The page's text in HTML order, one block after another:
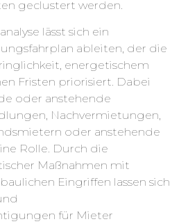
geclustert werden.
lässt sich ein
ableiten, der die
energetischem
Fristen priorisiert. Dabei
oder anstehende
Nachvermietungen,
oder anstehende
Rolle. Durch die
Maßnahmen mit
Eingriffen lassen sich
für Mieter